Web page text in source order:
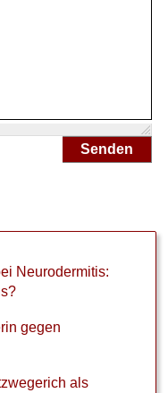
Senden
Neurodermitis:
gegen
als